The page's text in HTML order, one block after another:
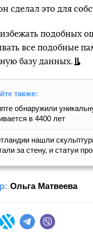
сделал это для
подобных
все подобные
базу данных.
также:
обнаружили
в 4400 лет
нашли
за стену, и статуи
Ольга Матвеева
Twitter Telegram